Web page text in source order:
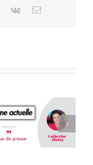
Pinterest
Vk Email